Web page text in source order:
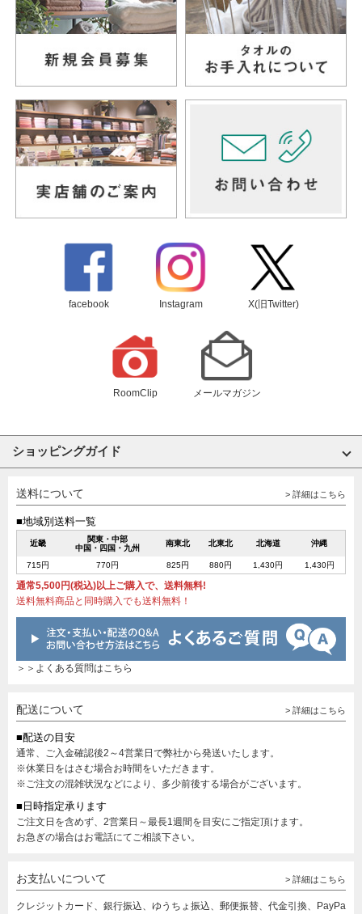
facebook Instagram X(旧Twitter)
RoomClip メールマガジン
ショッピングガイド
送料について > 詳細はこちら
■地域別送料一覧
近畿
関東・中部
中国・四国・九州
南東北 北東北 北海道 沖縄
715円 770円 825円 880円 1,430円 1,430円
通常5,500円(税込)以上ご購入で、送料無料!
送料無料商品と同時購入でも送料無料！
＞＞よくある質問はこちら
配送について > 詳細はこちら
■配送の目安
通常、ご入金確認後2～4営業日で弊社から発送いたします。
※休業日をはさむ場合お時間をいただきます。
※ご注文の混雑状況などにより、多少前後する場合がございます。
■日時指定承ります
ご注文日を含めず、2営業日～最長1週間を目安にご指定頂けます。
お急ぎの場合はお電話にてご相談下さい。
お支払いについて > 詳細はこちら
クレジットカード、銀行振込、ゆうちょ振込、郵便振替、代金引換、PayPa